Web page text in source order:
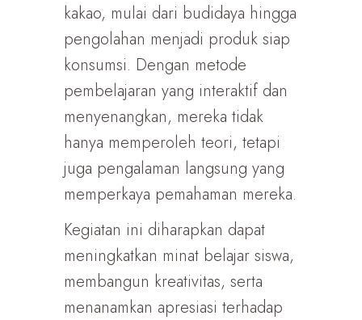
kakao, mulai dari budidaya hingga
pengolahan menjadi produk siap
konsumsi. Dengan metode
pembelajaran yang interaktif dan
menyenangkan, mereka tidak
hanya memperoleh teori, tetapi
juga pengalaman langsung yang
memperkaya pemahaman mereka.
Kegiatan ini diharapkan dapat
meningkatkan minat belajar siswa,
membangun kreativitas, serta
menanamkan apresiasi terhadap